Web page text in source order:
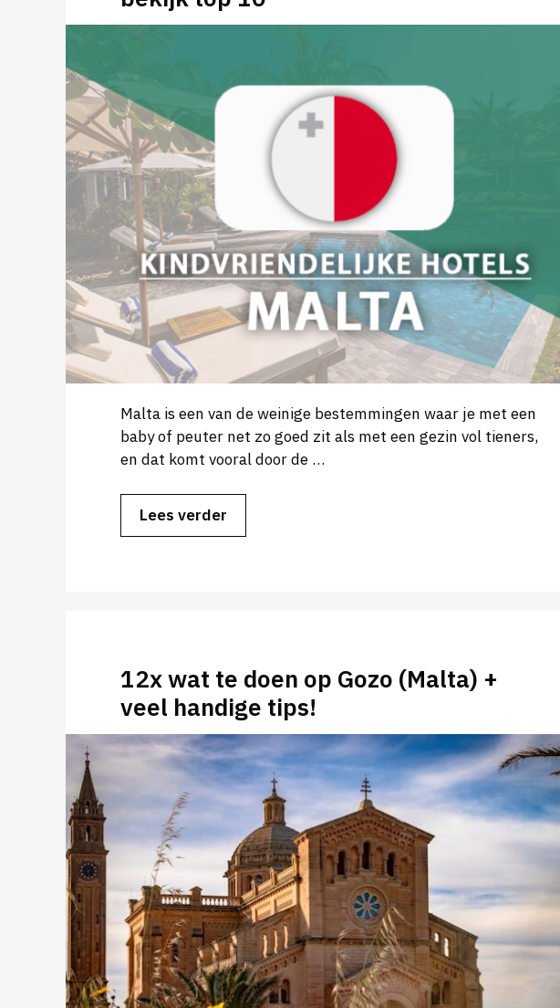
Malta is een van de weinige bestemmingen waar je met een
baby of peuter net zo goed zit als met een gezin vol tieners,
en dat komt vooral door de …
Lees verder
12x wat te doen op Gozo (Malta) +
veel handige tips!